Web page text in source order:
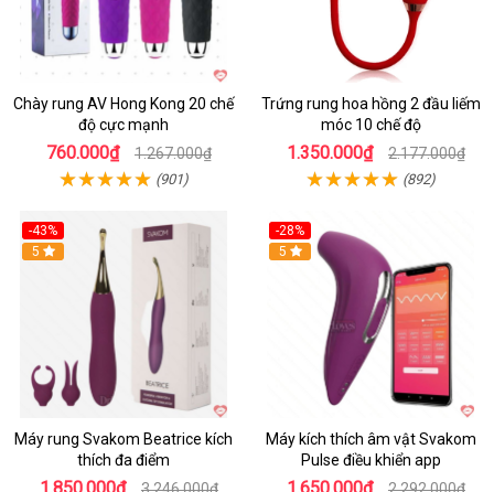
Chày rung AV Hong Kong 20 chế
độ cực mạnh
760.000₫ 1.267.000₫
(901)
Trứng rung hoa hồng 2 đầu liếm
móc 10 chế độ
1.350.000₫ 2.177.000₫
(892)
-43%
Hot
5
Máy rung Svakom Beatrice kích
thích đa điểm
-28%
Hot
5
Máy kích thích âm vật Svakom
Pulse điều khiển app